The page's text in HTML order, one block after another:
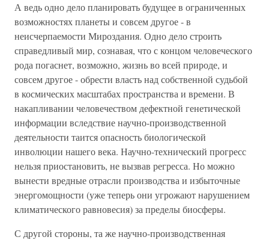
А ведь одно дело планировать будущее в ограниченных
возможностях планеты и совсем другое - в
неисчерпаемости Мироздания. Одно дело строить
справедливый мир, сознавая, что с концом человеческого
рода погаснет, возможно, жизнь во всей природе, и
совсем другое - обрести власть над собственной судьбой
в космических масштабах пространства и времени. В
накапливании человечеством дефектной генетической
информации вследствие научно-производственной
деятельности таится опасность биологической
инволюции нашего века. Научно-технический прогресс
нельзя приостановить, не вызвав регресса. Но можно
вынести вредные отрасли производства и избыточные
энергомощности (уже теперь они угрожают нарушением
климатического равновесия) за пределы биосферы.
С другой стороны, та же научно-производственная